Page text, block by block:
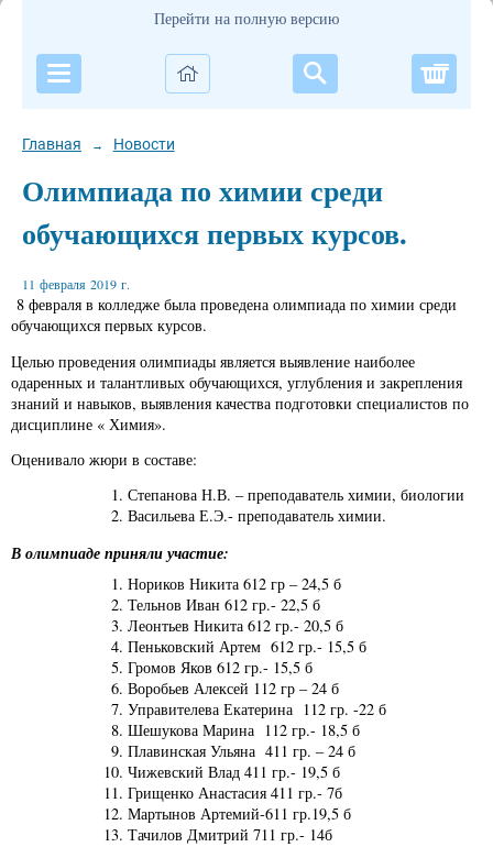
Перейти на полную версию
Главная → Новости
Олимпиада по химии среди
обучающихся первых курсов.
11 февраля 2019 г.
8 февраля в колледже была проведена олимпиада по химии среди
обучающихся первых курсов.
Целью проведения олимпиады является выявление наиболее
одаренных и талантливых обучающихся, углубления и закрепления
знаний и навыков, выявления качества подготовки специалистов по
дисциплине « Химия».
Оценивало жюри в составе:
Степанова Н.В. – преподаватель химии, биологии
Васильева Е.Э.- преподаватель химии.
В олимпиаде приняли участие:
Нориков Никита 612 гр – 24,5 б
Тельнов Иван 612 гр.- 22,5 б
Леонтьев Никита 612 гр.- 20,5 б
Пеньковский Артем 612 гр.- 15,5 б
Громов Яков 612 гр.- 15,5 б
Воробьев Алексей 112 гр – 24 б
Управителева Екатерина 112 гр. -22 б
Шешукова Марина 112 гр.- 18,5 б
Плавинская Ульяна 411 гр. – 24 б
Чижевский Влад 411 гр.- 19,5 б
Грищенко Анастасия 411 гр.- 7б
Мартынов Артемий-611 гр.19,5 б
Тачилов Дмитрий 711 гр.- 14б